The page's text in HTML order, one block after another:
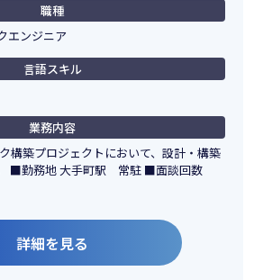
職種
エンジニア
言語スキル
業務内容
構築プロジェクトにおいて、設計・構築
■勤務地 大手町駅 常駐 ■面談回数
詳細を見る